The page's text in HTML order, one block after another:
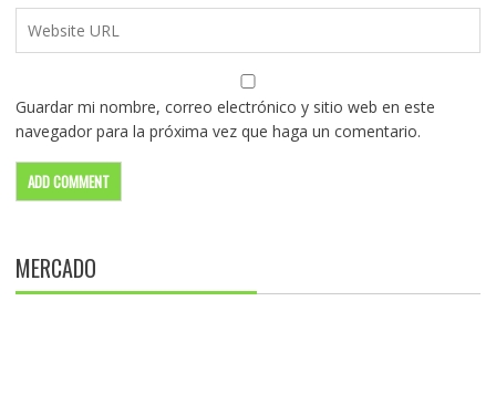
Guardar mi nombre, correo electrónico y sitio web en este
navegador para la próxima vez que haga un comentario.
MERCADO